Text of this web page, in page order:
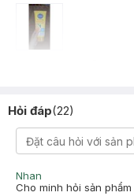
và sáng da tí
Hỏi đáp(22)
Nhan
Cho minh hỏi sản